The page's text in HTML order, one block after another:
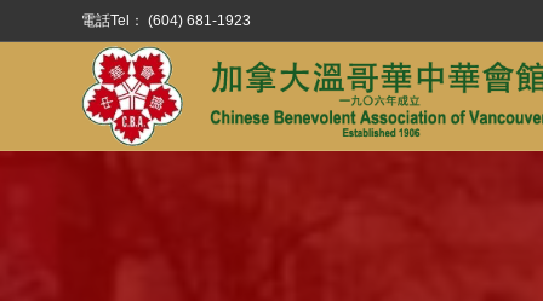
電話Tel： (604) 681-1923